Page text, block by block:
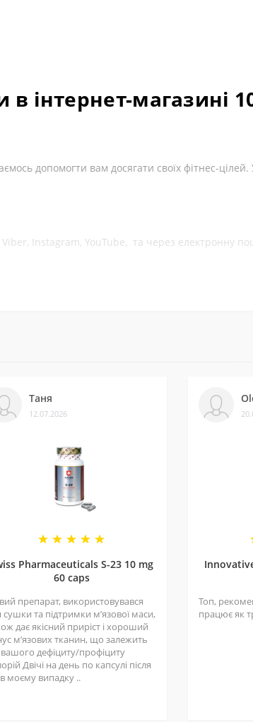
інтернет-магазині
допомогти вам досягати своїх фітнес-
Instagram, YouTube, та через електронну
безліч замовлень, протестували багато
Таня
12.07.2026
Pharmaceuticals S-23 10 mg
60 caps
препарат, використовувався
сушки та підтримки мʼязової маси,
дає якісний приріст і хороший
мʼязових тканин, що залежить
вашого дефіциту/профіциту
Двічі на день по капсулі після
в моєму випадку ..
Топ,
працює як